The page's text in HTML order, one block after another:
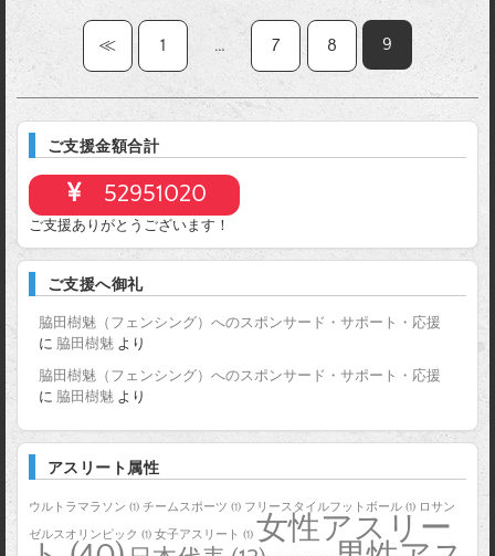
≪ 1 … 7 8 9
ご支援金額合計
52951020
ご支援ありがとうございます！
ご支援へ御礼
脇田樹魅（フェンシング）へのスポンサード・サポート・応援
に 脇田樹魅 より
脇田樹魅（フェンシング）へのスポンサード・サポート・応援
に 脇田樹魅 より
アスリート属性
ウルトラマラソン (1) チームスポーツ (1) フリースタイルフットボール (1) ロサン
ゼルスオリンピック (1) 女子アスリート (1) 女性アスリー